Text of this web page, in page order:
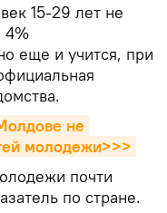
15-29 лет не
4%
еще и учится, при
не
молодежи>>>
почти
по стране.